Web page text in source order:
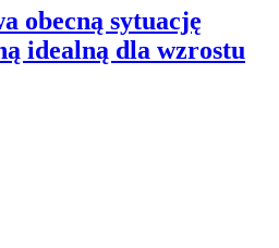
obecną sytuację
idealną dla wzrostu